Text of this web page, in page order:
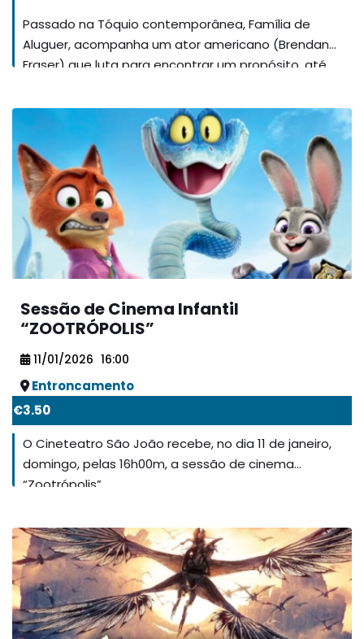
Passado na Tóquio contemporânea, Família de
Aluguer, acompanha um ator americano (Brendan
Fraser) que luta para encontrar um propósito, até
agência japonesa de “famílias de aluguer”,
interpretando papéis de substituto para
desconhecidos. Ao confrontar-se com as
complexidades morais do seu trabalho, redescobre
o sentido de propósito, o sentimento de pertença e
a beleza discreta da ligação humana.
Sessão de Cinema Infantil
“ZOOTRÓPOLIS”
11/01/2026 16:00
Entroncamento
€3.50
O Cineteatro São João recebe, no dia 11 de janeiro,
domingo, pelas 16h00m, a sessão de cinema
“Zootrópolis”.